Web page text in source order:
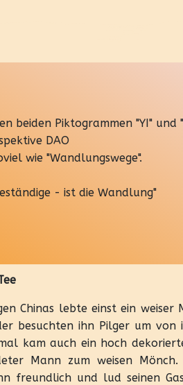
beiden Piktogrammen "YI" und
DAO
wie "Wandlungswege".
- ist die Wandlung"
Chinas lebte einst ein weiser
besuchten ihn Pilger um von
kam auch ein hoch
Mann zum weisen Mönch.
freundlich und lud seinen